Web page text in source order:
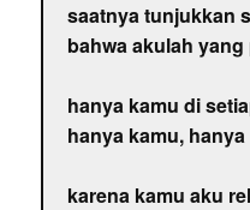
saatnya tunjukkan
bahwa akulah
hanya kamu di
hanya kamu,
karena kamu aku